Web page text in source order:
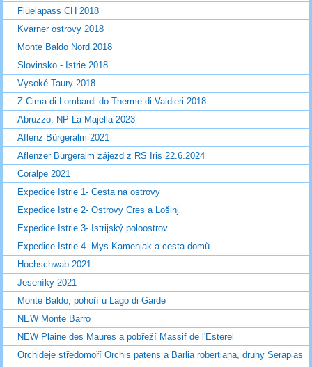
Flüelapass CH 2018
Kvarner ostrovy 2018
Monte Baldo Nord 2018
Slovinsko - Istrie 2018
Vysoké Taury 2018
Z Cima di Lombardi do Therme di Valdieri 2018
Abruzzo, NP La Majella 2023
Aflenz Bürgeralm 2021
Aflenzer Bürgeralm zájezd z RS Iris 22.6.2024
Coralpe 2021
Expedice Istrie 1- Cesta na ostrovy
Expedice Istrie 2- Ostrovy Cres a Lošinj
Expedice Istrie 3- Istrijský poloostrov
Expedice Istrie 4- Mys Kamenjak a cesta domů
Hochschwab 2021
Jeseníky 2021
Monte Baldo, pohoří u Lago di Garde
NEW Monte Barro
NEW Plaine des Maures a pobřeží Massif de l'Esterel
Orchideje středomoří Orchis patens a Barlia robertiana, druhy Serapias